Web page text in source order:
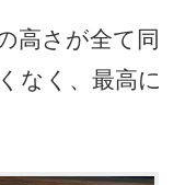
高さが全て同
なく、最高に